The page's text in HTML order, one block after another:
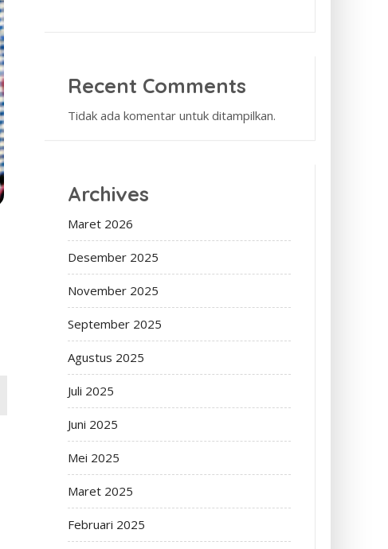
Recent Comments
Tidak ada komentar untuk ditampilkan.
Archives
Maret 2026
Desember 2025
November 2025
September 2025
Agustus 2025
Juli 2025
Juni 2025
Mei 2025
Maret 2025
Februari 2025